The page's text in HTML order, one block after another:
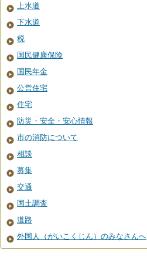
上水道
下水道
税
国民健康保険
国民年金
公営住宅
住宅
防災・安全・安心情報
市の消防について
相談
募集
交通
国土調査
道路
外国人（がいこくじん）のみなさんへ